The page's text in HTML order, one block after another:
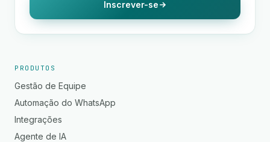
Inscrever-se
PRODUTOS
Gestão de Equipe
Automação do WhatsApp
Integrações
Agente de IA